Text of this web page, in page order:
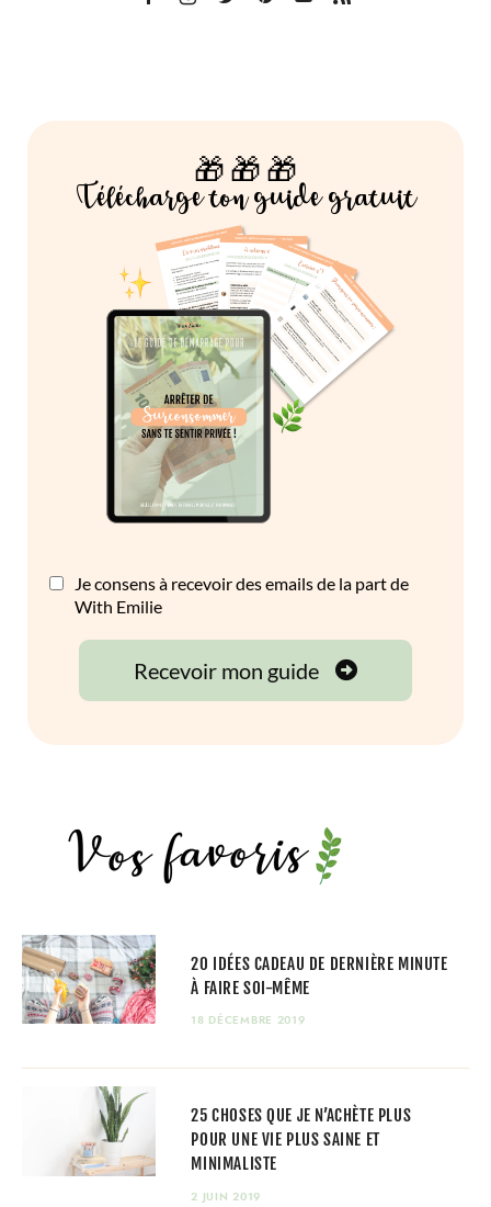
20 IDÉES CADEAU DE DERNIÈRE MINUTE
À FAIRE SOI-MÊME
18 DÉCEMBRE 2019
25 CHOSES QUE JE N’ACHÈTE PLUS
POUR UNE VIE PLUS SAINE ET
MINIMALISTE
2 JUIN 2019